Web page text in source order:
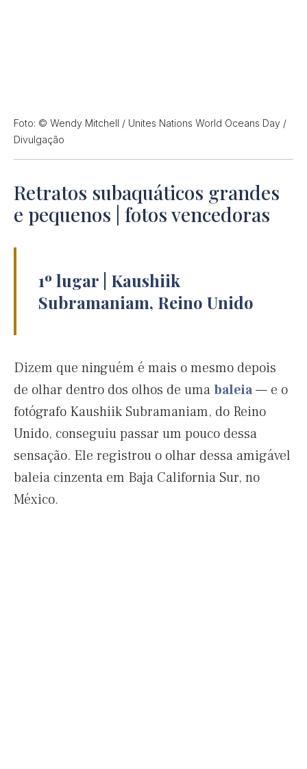
Foto: © Wendy Mitchell / Unites Nations World Oceans Day /
Divulgação
Retratos subaquáticos grandes
e pequenos | fotos vencedoras
1º lugar | Kaushiik
Subramaniam, Reino Unido
Dizem que ninguém é mais o mesmo depois
de olhar dentro dos olhos de umabaleia— e o
fotógrafo Kaushiik Subramaniam, do Reino
Unido, conseguiu passar um pouco dessa
sensação. Ele registrou o olhar dessa amigável
baleia cinzenta em Baja California Sur, no
México.